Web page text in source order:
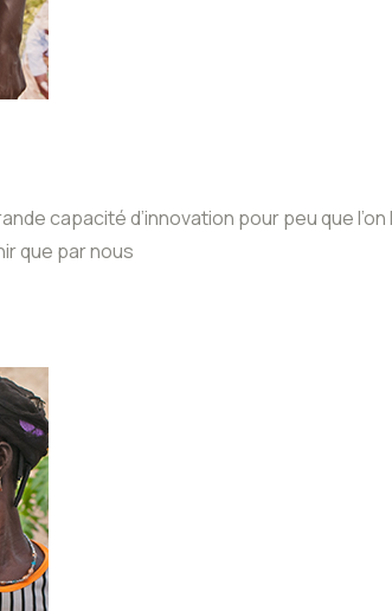
capacité d’innovation pour peu que
que par nous